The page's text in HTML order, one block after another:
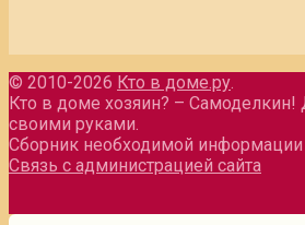
© 2010-2026 Кто в доме.ру.
Кто в доме хозяин? –
своими руками.
Сборник необходимой информации
Связь с администрацией сайта